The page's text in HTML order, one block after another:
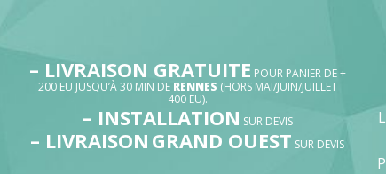
– LIVRAISON GRATUITE POUR PANIER DE +
200 EU JUSQU’À 30 MIN DE RENNES (HORS MAI/JUIN/JUILLET
400 EU).
– INSTALLATION SUR DEVIS
– LIVRAISON GRAND OUEST SUR DEVIS